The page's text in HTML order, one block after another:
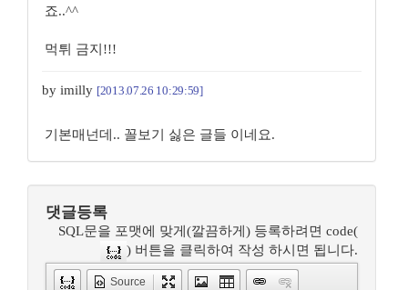
죠..^^
먹튀 금지!!!
by imilly [2013.07.26 10:29:59]
기본매넌데.. 꼴보기 싫은 글들 이네요.
댓글등록
SQL문을 포맷에 맞게(깔끔하게) 등록하려면 code(
) 버튼을 클릭하여 작성 하시면 됩니다.
Source